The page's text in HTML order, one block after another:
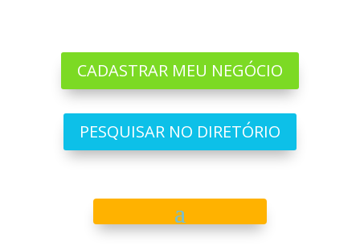
CADASTRAR MEU NEGÓCIO
PESQUISAR NO DIRETÓRIO